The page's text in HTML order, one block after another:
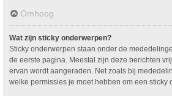
Omhoog
Wat zijn sticky onderwerpen?
Sticky onderwerpen staan onder de
de eerste pagina. Meestal zijn deze berichten
ervan wordt aangeraden. Net zoals bij
welke permissies je moet hebben om een sticky